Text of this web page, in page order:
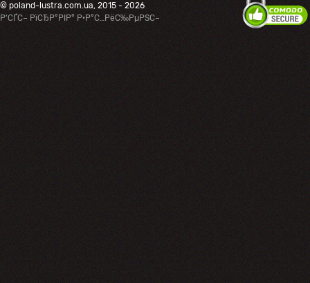
© poland-lustra.com.ua, 2015 - 2026
Р’СЃС– РїСЂР°РІР° Р·Р°С…РёС‰РµРЅС–